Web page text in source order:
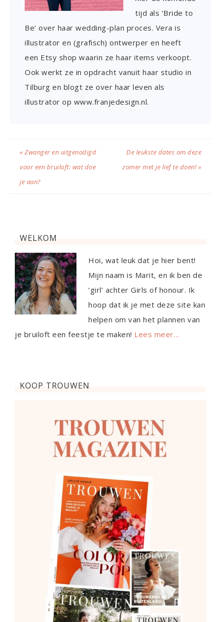
tijd als ‘Bride to
Be’ over haar wedding-plan proces. Vera is
illustrator en (grafisch) ontwerper en heeft
een Etsy shop waarin ze haar items verkoopt.
Ook werkt ze in opdracht vanuit haar studio in
Tilburg en blogt ze over haar leven als
illustrator op www.franjedesign.nl.
« Zwanger en uitgenodigd
voor een bruiloft: wat doe
je aan?
De leukste dates om deze
zomer met je lief te doen! »
WELKOM
Hoi, wat leuk dat je hier bent!
Mijn naam is Marit, en ik ben de
‘girl’ achter Girls of honour. Ik
hoop dat ik je met deze site kan
helpen om van het plannen van
je bruiloft een feestje te maken! Lees meer…
KOOP TROUWEN